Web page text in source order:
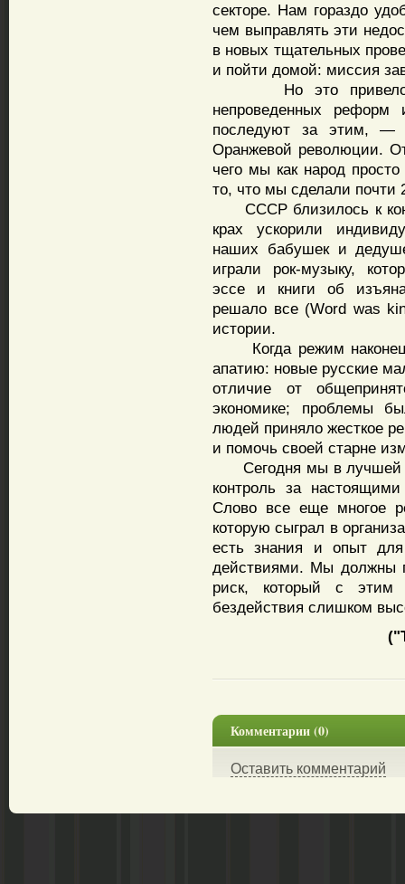
секторе. Нам гораздо
чем выправлять эти
в новых тщательных
и пойти домой: миссия
Но это привело бы
непроведенных реформ
последуют за этим, —
Оранжевой революции.
чего мы как народ
то, что мы сделали почти
СССР близилось к
крах ускорили
наших бабушек и
играли рок-музыку,
эссе и книги об
решало все (Word was
истории.
Когда режим наконец
апатию: новые русские
отличие от
экономике; проблемы
людей приняло жесткое
и помочь своей старне
Сегодня мы в лучшей
контроль за
Слово все еще многое
которую сыграл в
есть знания и опыт
действиями. Мы должны
риск, который с этим
бездействия слишком
Комментарии (0)
Оставить комментарий